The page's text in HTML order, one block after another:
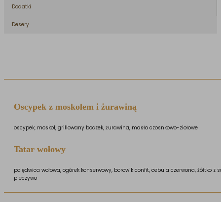
Dodatki
Desery
Oscypek z moskolem i żurawiną
oscypek, moskol, grillowany boczek, żurawina, masło czosnkowo-ziołowe
Tatar wołowy
polędwica wołowa, ogórek konserwowy, borowik confit, cebula czerwona,
pieczywo